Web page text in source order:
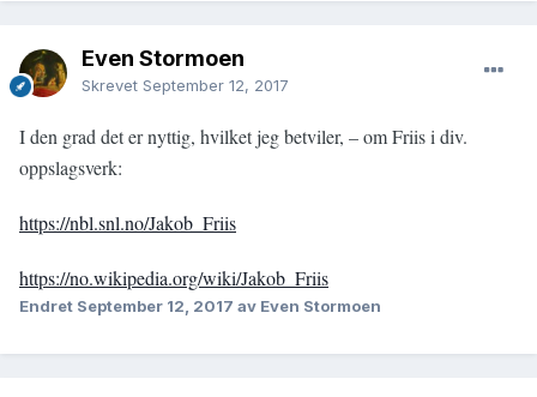
Even Stormoen
Skrevet September 12, 2017
I den grad det er nyttig, hvilket jeg betviler, – om Friis i div.
oppslagsverk:
https://nbl.snl.no/Jakob_Friis
https://no.wikipedia.org/wiki/Jakob_Friis
Endret September 12, 2017 av Even Stormoen